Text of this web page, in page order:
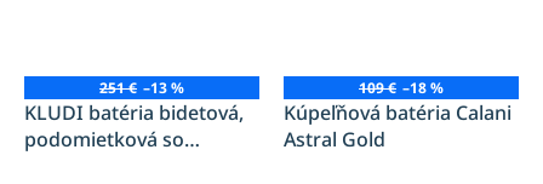
251 € –13 %
KLUDI batéria bidetová,
podomietková so
109 € –18 %
Kúpeľňová batéria Calani
Astral Gold